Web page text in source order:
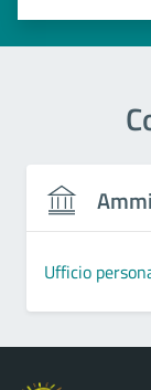
Valuta
Valuta 2
Valuta 1 stelle
Ufficio